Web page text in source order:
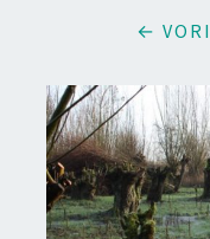
←